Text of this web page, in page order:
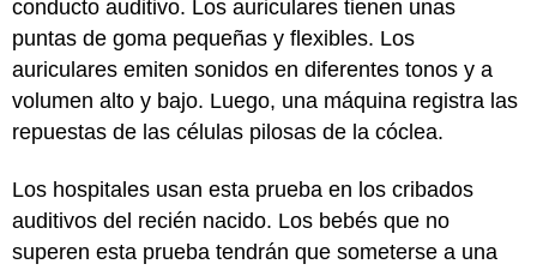
conducto auditivo. Los auriculares tienen unas
puntas de goma pequeñas y flexibles. Los
auriculares emiten sonidos en diferentes tonos y a
volumen alto y bajo. Luego, una máquina registra las
repuestas de las células pilosas de la cóclea.
Los hospitales usan esta prueba en los cribados
auditivos del recién nacido. Los bebés que no
superen esta prueba tendrán que someterse a una